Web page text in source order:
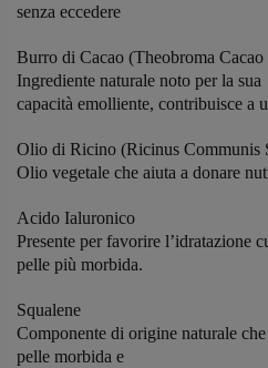
senza eccedere
Burro di Cacao (Theobroma Cacao
Ingrediente naturale noto per la sua
capacità emolliente, contribuisce a
Olio di Ricino (Ricinus Communis
Olio vegetale che aiuta a donare
Acido Ialuronico
Presente per favorire l’idratazione
pelle più morbida.
Squalene
Componente di origine naturale
pelle morbida e